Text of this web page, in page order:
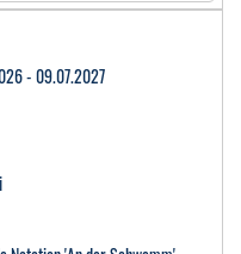
- 09.07.2027